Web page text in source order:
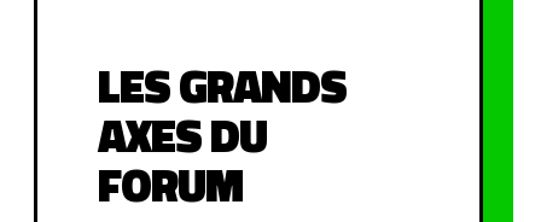
LES GRANDS
AXES DU
FORUM